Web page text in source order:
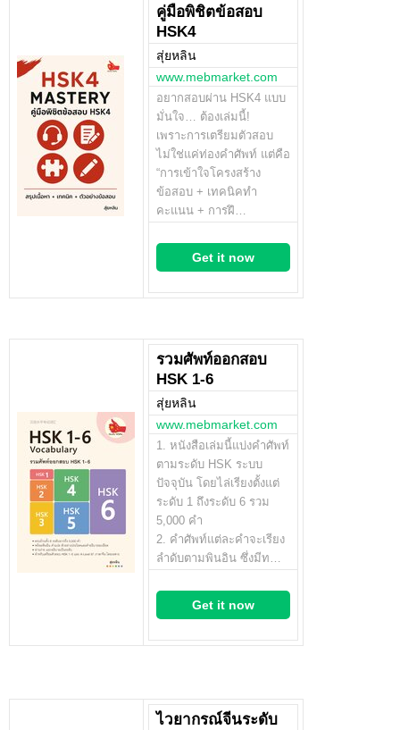
คู่มือพิชิตข้อสอบ
HSK4
สุ่ยหลิน
www.mebmarket.com
อยากสอบผ่าน HSK4 แบบ
มั่นใจ… ต้องเล่มนี้!
เพราะการเตรียมตัวสอบ
ไม่ใช่แค่ท่องคำศัพท์ แต่คือ
“การเข้าใจโครงสร้าง
ข้อสอบ + เทคนิคทำ
คะแนน + การฝึ…
Get it now
รวมศัพท์ออกสอบ
HSK 1-6
สุ่ยหลิน
www.mebmarket.com
1. หนังสือเล่มนี้แบ่งคำศัพท์
ตามระดับ HSK ระบบ
ปัจจุบัน โดยไล่เรียงตั้งแต่
ระดับ 1 ถึงระดับ 6 รวม
5,000 คำ
2. คำศัพท์แต่ละคำจะเรียง
ลำดับตามพินอิน ซึ่งมีท…
Get it now
ไวยากรณ์จีนระดับ